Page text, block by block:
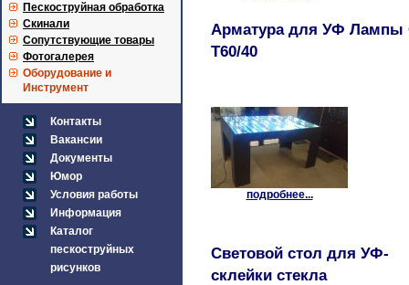
Пескоструйная обработка
Скинали
Сопутствующие товары
Фотогалерея
Оборудование и
Инструмент
Контакты
Вакансии
Документы
Юмор
Условия работы
Информация
Каталог
пескоструйных
рисунков
Арматура для УФ Лампы
T60/40
подробнее...
Световой стол для УФ-
склейки стекла